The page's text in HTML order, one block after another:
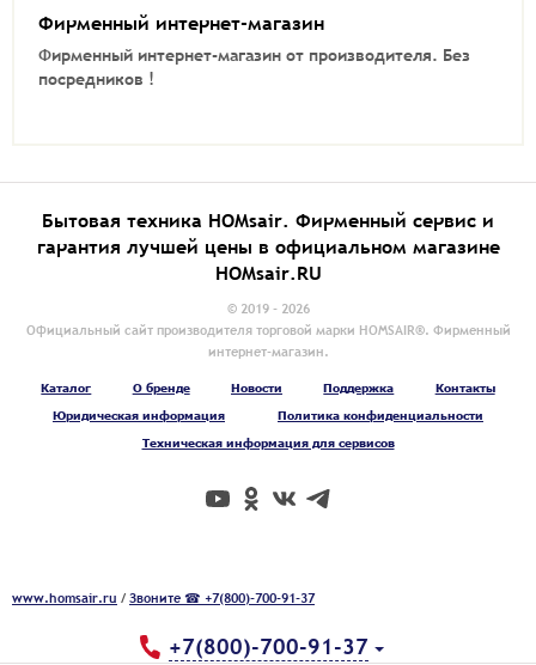
Фирменный интернет-магазин
Фирменный интернет-магазин от производителя. Без
посредников !
Бытовая техника HOMsair. Фирменный сервис и
гарантия лучшей цены в официальном магазине
HOMsair.RU
© 2019 - 2026
Официальный сайт производителя торговой марки HOMSAIR®. Фирменный
интернет-магазин.
Каталог О бренде Новости Поддержка
Контакты
Юридическая информация
Политика конфиденциальности
Техническая информация для сервисов
www.homsair.ru /Звоните ☎ +7(800)-700-91-37
+7(800)-700-91-37